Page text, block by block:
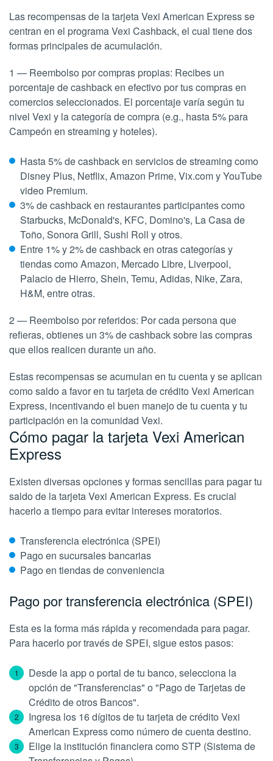
Las recompensas de la tarjeta Vexi American Express se
centran en el programa Vexi Cashback, el cual tiene dos
formas principales de acumulación.
1 — Reembolso por compras propias: Recibes un
porcentaje de cashback en efectivo por tus compras en
comercios seleccionados. El porcentaje varía según tu
nivel Vexi y la categoría de compra (e.g., hasta 5% para
Campeón en streaming y hoteles).
Hasta 5% de cashback en servicios de streaming como
Disney Plus, Netflix, Amazon Prime, Vix.com y YouTube
video Premium.
3% de cashback en restaurantes participantes como
Starbucks, McDonald's, KFC, Domino's, La Casa de
Toño, Sonora Grill, Sushi Roll y otros.
Entre 1% y 2% de cashback en otras categorías y
tiendas como Amazon, Mercado Libre, Liverpool,
Palacio de Hierro, Shein, Temu, Adidas, Nike, Zara,
H&M, entre otras.
2 — Reembolso por referidos: Por cada persona que
refieras, obtienes un 3% de cashback sobre las compras
que ellos realicen durante un año.
Estas recompensas se acumulan en tu cuenta y se aplican
como saldo a favor en tu tarjeta de crédito Vexi American
Express, incentivando el buen manejo de tu cuenta y tu
participación en la comunidad Vexi.
Cómo pagar la tarjeta Vexi American
Express
Existen diversas opciones y formas sencillas para pagar tu
saldo de la tarjeta Vexi American Express. Es crucial
hacerlo a tiempo para evitar intereses moratorios.
Transferencia electrónica (SPEI)
Pago en sucursales bancarias
Pago en tiendas de conveniencia
Pago por transferencia electrónica (SPEI)
Esta es la forma más rápida y recomendada para pagar.
Para hacerlo por través de SPEI, sigue estos pasos:
Desde la app o portal de tu banco, selecciona la
opción de "Transferencias" o "Pago de Tarjetas de
Crédito de otros Bancos".
Ingresa los 16 dígitos de tu tarjeta de crédito Vexi
American Express como número de cuenta destino.
Elige la institución financiera como STP (Sistema de